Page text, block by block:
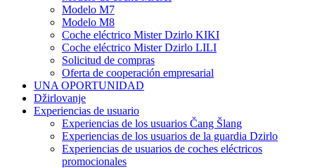
Modelo M7
Modelo M8
Coche eléctrico Mister Dzirlo KIKI
Coche eléctrico Mister Dzirlo LILI
Solicitud de compras
Oferta de cooperación empresarial
UNA OPORTUNIDAD
Džirlovanje
Experiencias de usuario
Experiencias de los usuarios Čang Šlang
Experiencias de los usuarios de la guardia Dzirlo
Experiencias de usuarios de coches eléctricos
promocionales